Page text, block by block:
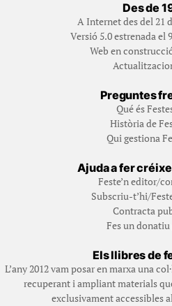
Des de
A Internet des del 21
Versió 5.0 estrenada el
Web en
Preguntes
Qué és
Història de
Qui gestiona
Ajuda a fer
Feste’n editor/
Subscriu-t’hi/
Contracta
Fes un
Els llibres de
L’any 2012 vam posar en marxa una
recuperant i ampliant materials
exclusivament accessibles